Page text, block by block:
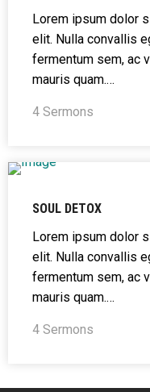
Lorem ipsum dolor
elit. Nulla convallis
fermentum sem, ac
mauris quam.…
4 Sermons
SOUL DETOX
Lorem ipsum dolor
elit. Nulla convallis
fermentum sem, ac
mauris quam.…
4 Sermons